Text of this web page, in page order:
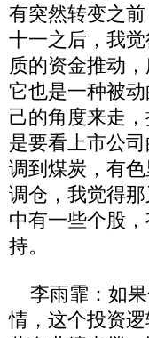
有突然转变之
十一之后，我
质的资金推动
它也是一种被
己的角度来走
是要看上市公
调到煤炭，有
调仓，我觉得
中有一些个股
持。
李雨霏：如果
情，这个投资